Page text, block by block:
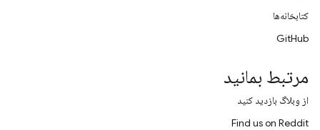
کتابخانه‌ها
GitHub
مرتبط بمانید
از وبلاگ بازدید کنید
Find us on Reddit